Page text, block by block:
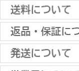
片面（通常）タイプ
両面(ダブル）タイプ
オプションパーツ
■下記よりお選びいた
クレジットカード決済
込、スコア後払い、コ
【返品・キャンセルに
原則として返品は受け
金具に関しては、条件